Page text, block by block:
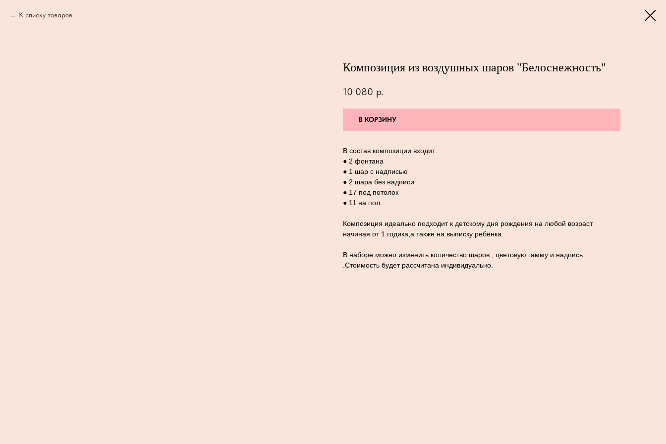
К списку товаров
Композиция из воздушных шаров "Белоснежность"
10 080 р.
В КОРЗИНУ
В состав композиции входит:
● 2 фонтана
● 1 шар с надписью
● 2 шара без надписи
● 17 под потолок
● 11 на пол
Композиция идеально подходит к детскому дня рождения на любой возраст
начиная от 1 годика,а также на выписку ребёнка.
В наборе можно изменить количество шаров , цветовую гамму и надпись
.Стоимость будет рассчитана индивидуально.